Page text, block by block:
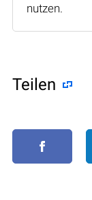
nutzen.
Teilen